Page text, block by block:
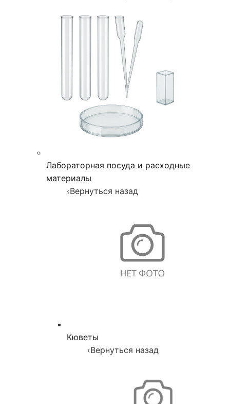
Лабораторная посуда и расходные
материалы
‹Вернуться назад
Кюветы
‹Вернуться назад